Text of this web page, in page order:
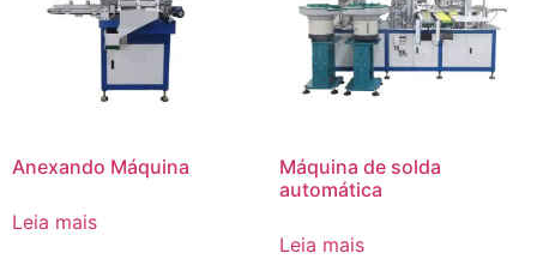
Anexando Máquina
Leia mais
Máquina de solda
automática
Leia mais